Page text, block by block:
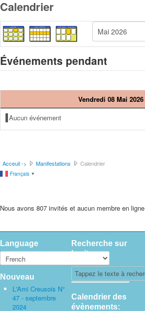
Calendrier
Événements pendant
Vendredi 08 Mai 2026
Aucun événement
Acceuil -> Manifestations Calendrier
Français ▼
Nous avons 807 invités et aucun membre en ligne
Language
Nouveau
L'Ami Creusois N°
47 - septembre
2024
Recherche sur
le site
Calendrier des
évènements: